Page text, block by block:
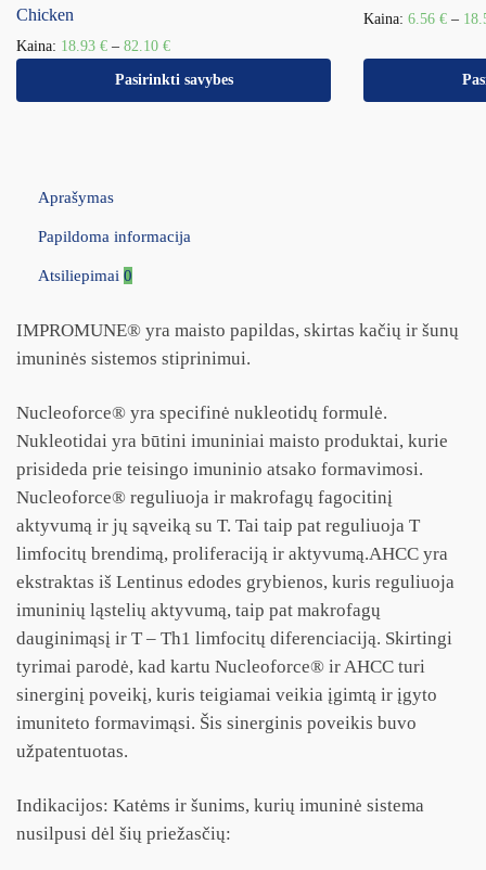
Chicken
Kaina: 18.93 € – 82.10 €
Pasirinkti savybes
Kaina: 6.56 € –
Aprašymas
Papildoma informacija
Atsiliepimai 0
IMPROMUNE® yra maisto papildas, skirtas kačių ir šunų
imuninės sistemos stiprinimui.
Nucleoforce® yra specifinė nukleotidų formulė.
Nukleotidai yra būtini imuniniai maisto produktai, kurie
prisideda prie teisingo imuninio atsako formavimosi.
Nucleoforce® reguliuoja ir makrofagų fagocitinį
aktyvumą ir jų sąveiką su T. Tai taip pat reguliuoja T
limfocitų brendimą, proliferaciją ir aktyvumą.AHCC yra
ekstraktas iš Lentinus edodes grybienos, kuris reguliuoja
imuninių ląstelių aktyvumą, taip pat makrofagų
dauginimąsį ir T – Th1 limfocitų diferenciaciją. Skirtingi
tyrimai parodė, kad kartu Nucleoforce® ir AHCC turi
sinerginį poveikį, kuris teigiamai veikia įgimtą ir įgyto
imuniteto formavimąsi. Šis sinerginis poveikis buvo
užpatentuotas.
Indikacijos: Katėms ir šunims, kurių imuninė sistema
nusilpusi dėl šių priežasčių: